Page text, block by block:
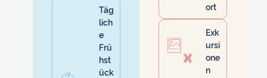
Täg
lich
e
Frü
hst
ück
ort
Exk
ursi
one
n